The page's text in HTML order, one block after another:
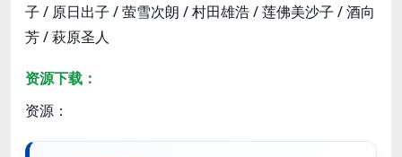
子 / 原日出子 / 萤雪次朗 / 村田雄浩 / 莲佛美沙子 / 酒向
芳 / 萩原圣人
资源下载：
资源：